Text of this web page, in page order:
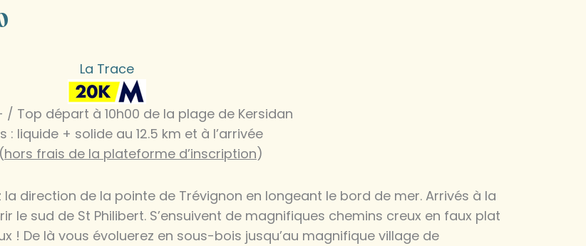
La Trace
/ Top départ à 10h00 de la plage de Kersidan
: liquide + solide au 12.5 km et à l’arrivée
hors frais de la plateforme d’inscription)
direction de la pointe de Trévignon en longeant le bord de mer. Arrivés à la
le sud de St Philibert. S’ensuivent de magnifiques chemins creux en faux plat
! De là vous évoluerez en sous-bois jusqu’au magnifique village de